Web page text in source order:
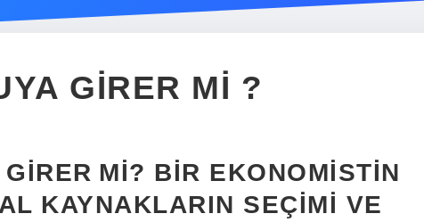
GIRER MI ?
MI? BIR EKONOMISTIN
KAYNAKLARIN SEÇIMI VE